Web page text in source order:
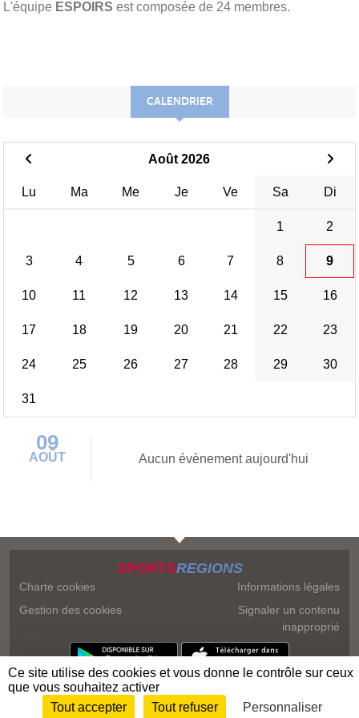
L'équipe ESPOIRS est composée de 24 membres.
CALENDRIER
Août 2026
Lu Ma Me Je Ve Sa Di
1 2
3 4 5 6 7 8 9
10 11 12 13 14 15 16
17 18 19 20 21 22 23
24 25 26 27 28 29 30
31
09
AOÛT Aucun évènement aujourd'hui
SPORTSREGIONS
Charte cookies
Gestion des cookies
Informations légales
Signaler un contenu
inapproprié
Envie de participer ? Connexion
Ce site utilise des cookies et vous donne le contrôle sur ceux
que vous souhaitez activer
Tout accepter
Tout refuser Personnaliser